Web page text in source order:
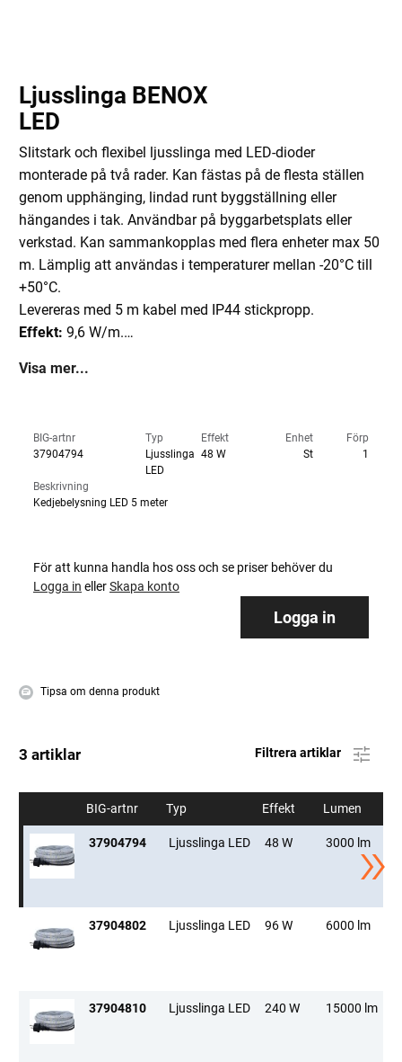
Ljusslinga BENOX
LED
Slitstark och flexibel ljusslinga med LED-dioder
monterade på två rader. Kan fästas på de flesta ställen
genom upphänging, lindad runt byggställning eller
hängandes i tak. Användbar på byggarbetsplats eller
verkstad. Kan sammankopplas med flera enheter max 50
m. Lämplig att användas i temperaturer mellan -20°C till
+50°C.
Levereras med 5 m kabel med IP44 stickpropp.
Effekt: 9,6 W/m.
Kapslingsklass:
Visa mer...
BIG-artnr
37904794
Typ
Ljusslinga
LED
Effekt
48 W
Enhet
St
Förp
1
Beskrivning
Kedjebelysning LED 5 meter
För att kunna handla hos oss och se priser behöver du
Logga in ellerSkapa konto
Logga in
Tipsa om denna produkt
3 artiklar Filtrera artiklar
BIG-artnr Typ Effekt Lumen
37904794 Ljusslinga LED 48 W 3000 lm
37904802 Ljusslinga LED 96 W 6000 lm
37904810 Ljusslinga LED 240 W 15000 lm